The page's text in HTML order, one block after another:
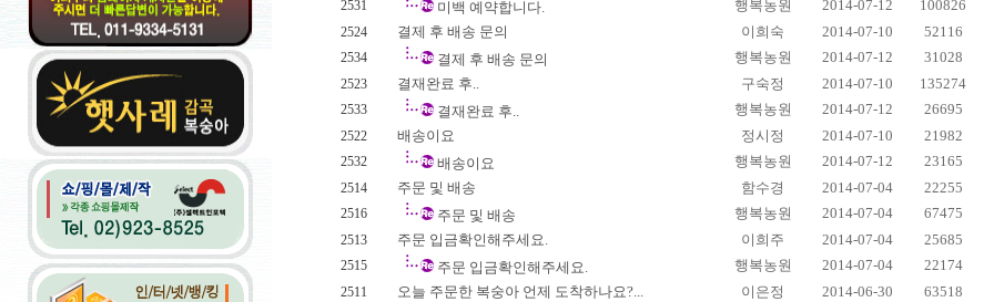
2531
미백 예약합니다. 행복농원 2014-07-12 100826
2524 결제 후 배송 문의 이희숙 2014-07-10 52116
2534 결제 후 배송 문의 행복농원 2014-07-12 31028
2523 결재완료 후.. 구숙정 2014-07-10 135274
2533 결재완료 후.. 행복농원 2014-07-12 26695
2522 배송이요 정시정 2014-07-10 21982
2532 배송이요 행복농원 2014-07-12 23165
2514 주문 및 배송 함수경 2014-07-04 22255
2516 주문 및 배송 행복농원 2014-07-04 67475
2513 주문 입금확인해주세요. 이희주 2014-07-04 25685
2515 주문 입금확인해주세요. 행복농원 2014-07-04 22174
2511 오늘 주문한 복숭아 언제 도착하나요?... 이은정 2014-06-30 63518